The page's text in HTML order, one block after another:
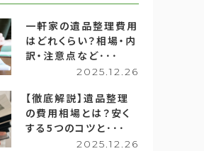
一軒家の遺品整理費用
はどれくらい？相場・内
訳・注意点など･･･
2025.12.26
【徹底解説】遺品整理
の費用相場とは？安く
する5つのコツと･･･
2025.12.26